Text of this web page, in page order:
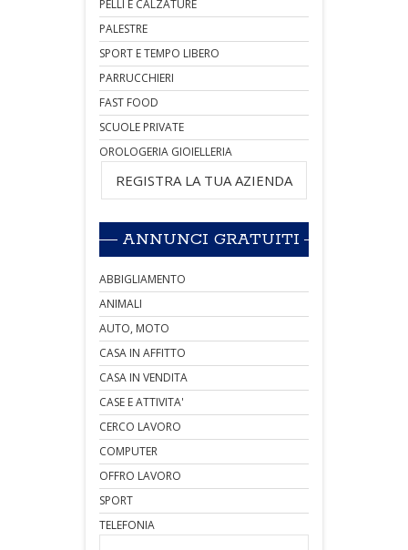
PELLI E CALZATURE
PALESTRE
SPORT E TEMPO LIBERO
PARRUCCHIERI
FAST FOOD
SCUOLE PRIVATE
OROLOGERIA GIOIELLERIA
REGISTRA LA TUA AZIENDA
ANNUNCI GRATUITI
ABBIGLIAMENTO
ANIMALI
AUTO, MOTO
CASA IN AFFITTO
CASA IN VENDITA
CASE E ATTIVITA'
CERCO LAVORO
COMPUTER
OFFRO LAVORO
SPORT
TELEFONIA